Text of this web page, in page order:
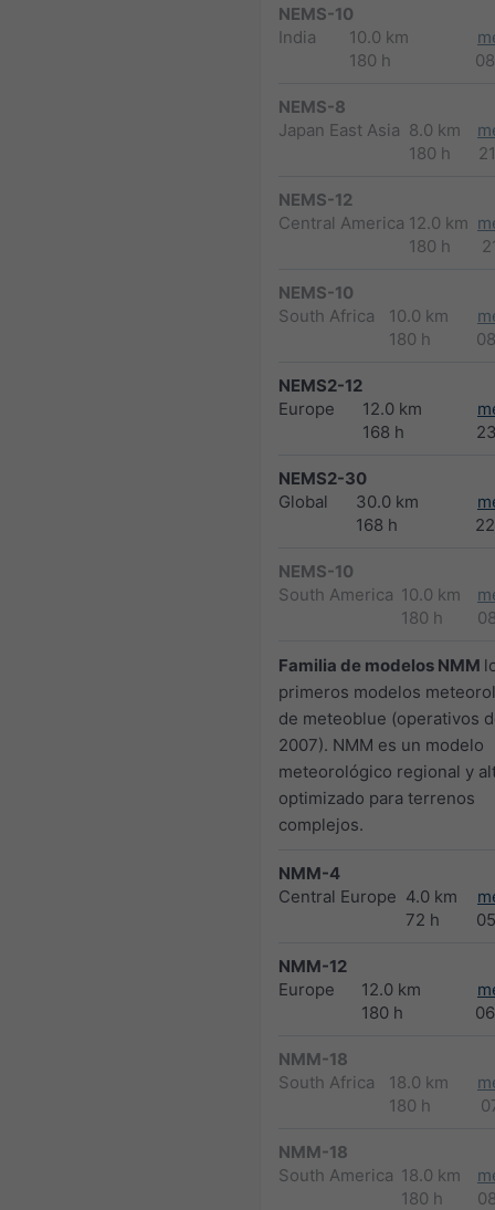
NEMS-10
India
10.0 km
180 h
NEMS-8
Japan East Asia 8.0 km
180 h
NEMS-12
Central America 12.0 km
180 h
NEMS-10
South Africa
10.0 km
180 h
NEMS2-12
Europe
12.0 km
168 h
NEMS2-30
Global
30.0 km
168 h
NEMS-10
South America 10.0 km
180 h
Familia de modelos NMM
primeros modelos
de meteoblue (operativos
2007). NMM es un modelo
meteorológico regional y
optimizado para terrenos
complejos.
NMM-4
Central Europe 4.0 km
72 h
NMM-12
Europe
12.0 km
180 h
NMM-18
South Africa
18.0 km
180 h
NMM-18
South America 18.0 km
180 h